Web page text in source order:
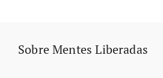
Sobre Mentes Liberadas